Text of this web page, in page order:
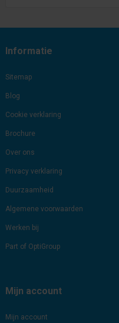
Informatie
Sitemap
Blog
Cookie verklaring
Brochure
Over ons
Privacy verklaring
Duurzaamheid
Algemene voorwaarden
Werken bij
Part of OptiGroup
Mijn account
Mijn account